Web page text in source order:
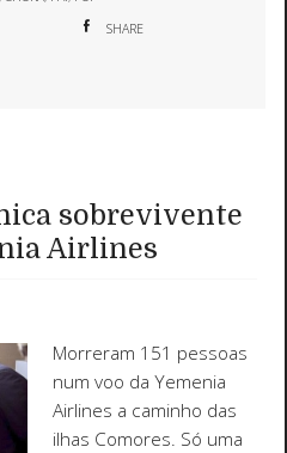
SHARE
sobrevivente
Airlines
Morreram 151 pessoas
num voo da Yemenia
Airlines a caminho das
ilhas Comores. Só uma